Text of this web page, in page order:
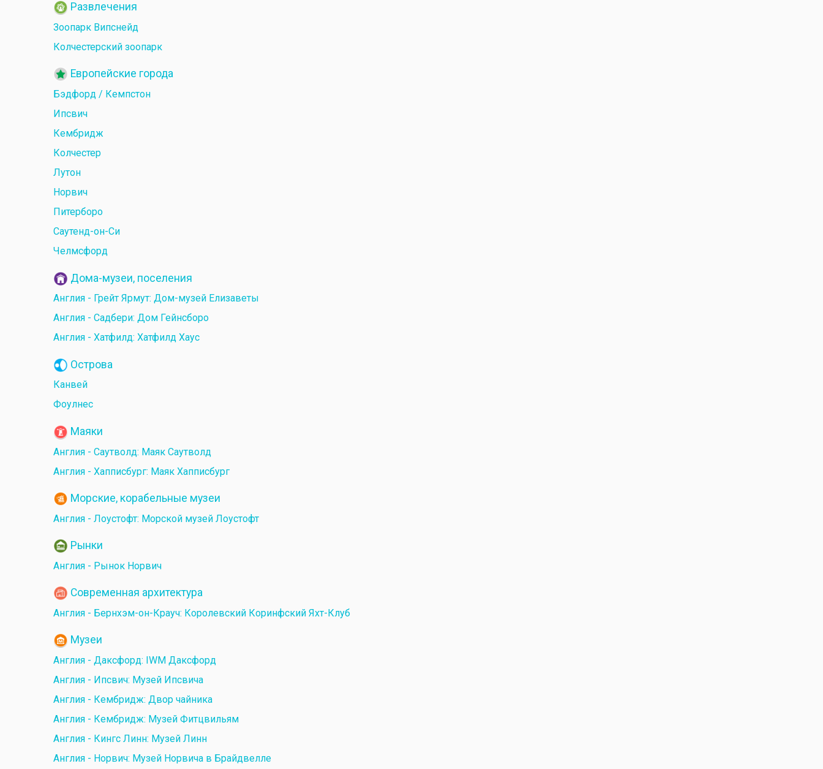
Развлечения
Зоопарк Випснейд
Колчестерский зоопарк
Европейские города
Бэдфорд / Кемпстон
Ипсвич
Кембридж
Колчестер
Лутон
Норвич
Питерборо
Саутенд-он-Си
Челмсфорд
Дома-музеи, поселения
Англия - Грейт Ярмут: Дом-музей Елизаветы
Англия - Садбери: Дом Гейнсборо
Англия - Хатфилд: Хатфилд Хаус
Острова
Канвей
Фоулнес
Маяки
Англия - Саутволд: Маяк Саутволд
Англия - Хапписбург: Маяк Хапписбург
Морские, корабельные музеи
Англия - Лоустофт: Морской музей Лоустофт
Рынки
Англия - Рынок Норвич
Современная архитектура
Англия - Бернхэм-он-Крауч: Королевский Коринфский Яхт-Клуб
Музеи
Англия - Даксфорд: IWM Даксфорд
Англия - Ипсвич: Музей Ипсвича
Англия - Кембридж: Двор чайника
Англия - Кембридж: Музей Фитцвильям
Англия - Кингс Линн: Музей Линн
Англия - Норвич: Музей Норвича в Брайдвелле